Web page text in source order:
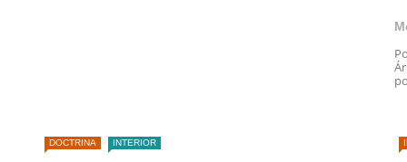
DOCTRINA INTERIOR